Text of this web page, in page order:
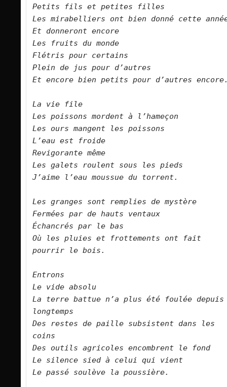
Petits fils et petites filles
Les mirabelliers ont bien donné cette
Et donneront encore
Les fruits du monde
Flétris pour certains
Plein de jus pour d’autres
Et encore bien petits pour d’autres
La vie file
Les poissons mordent à l’hameçon
Les ours mangent les poissons
L’eau est froide
Revigorante même
Les galets roulent sous les pieds
J’aime l’eau moussue du torrent.
Les granges sont remplies de mystère
Fermées par de hauts ventaux
Échancrés par le bas
Où les pluies et frottements ont fait
pourrir le bois.
Entrons
Le vide absolu
La terre battue n’a plus été foulée depuis
longtemps
Des restes de paille subsistent dans les
coins
Des outils agricoles encombrent le fond
Le silence sied à celui qui vient
Le passé soulève la poussière.